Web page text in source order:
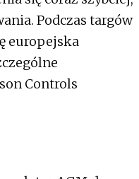
Podczas targów
europejska
Controls